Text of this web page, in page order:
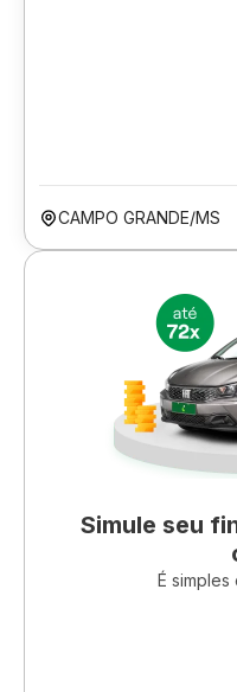
CAMPO GRANDE/MS
Simule seu
É